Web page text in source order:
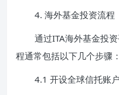
4. 海外基金投资流程
通过ITA海外基金投
程通常包括以下几个步骤：
4.1 开设全球信托账户